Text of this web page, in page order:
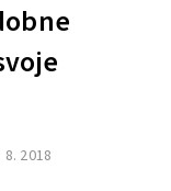
8. 2018